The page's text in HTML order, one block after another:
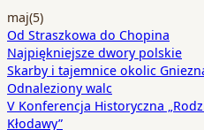
maj(5)
Od Straszkowa do Chopina
Najpiękniejsze dwory polskie
Skarby i tajemnice okolic
Odnaleziony walc
V Konferencja Historyczna
Kłodawy”